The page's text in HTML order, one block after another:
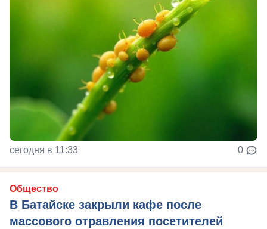
сегодня в 11:33 0
Общество
В Батайске закрыли кафе после
массового отравления посетителей